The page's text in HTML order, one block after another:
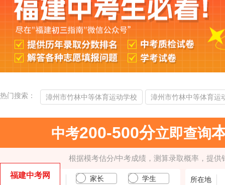
热门搜索： 漳州市竹林中等体育运动学校 漳州市竹林中等体育运
中考200-500分立即查询
根据模考估分/中考成绩，测算录取概率，提供
填报人身份 家长 学生 所在地
福建中考网